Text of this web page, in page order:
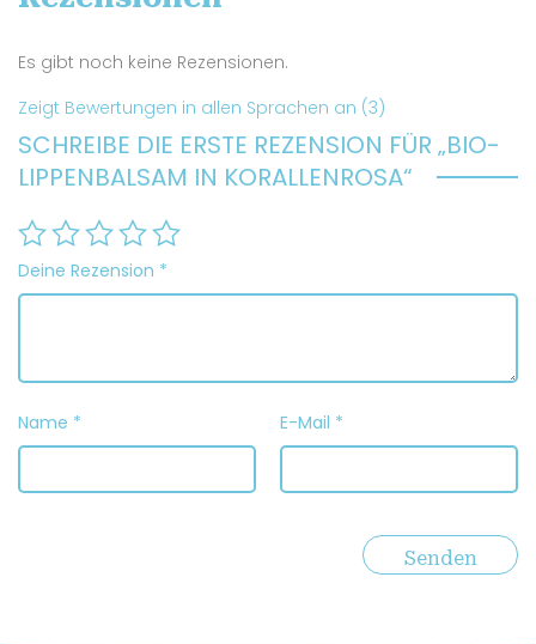
Es gibt noch keine Rezensionen.
Zeigt Bewertungen in allen Sprachen an (3)
SCHREIBE DIE ERSTE REZENSION FÜR „BIO-
LIPPENBALSAM IN KORALLENROSA“
Deine Rezension *
Name * E-Mail *